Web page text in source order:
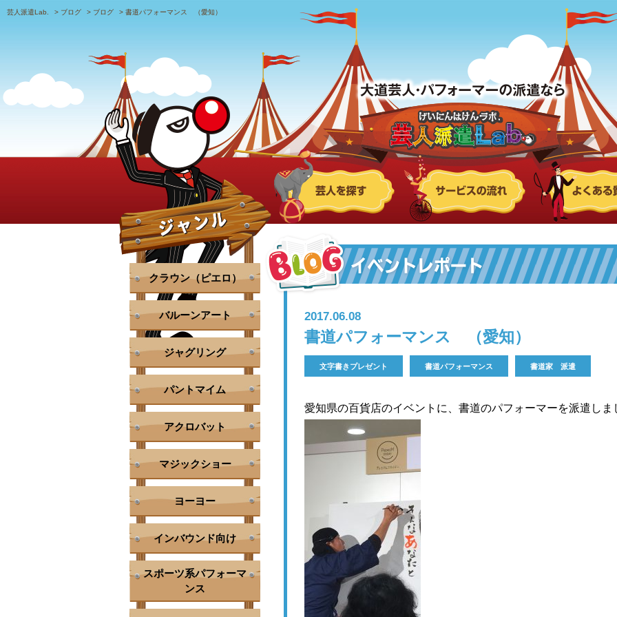
芸人派遣Lab. > ブログ > ブログ > 書道パフォーマンス （愛知）
2017.06.08
書道パフォーマンス （愛知）
文字書きプレゼント 書道パフォーマンス 書道家 派遣
愛知県の百貨店のイベントに、書道のパフォーマーを派遣しま
クラウン（ピエロ）
バルーンアート
ジャグリング
パントマイム
アクロバット
マジックショー
ヨーヨー
インバウンド向け
スポーツ系パフォーマ
ンス